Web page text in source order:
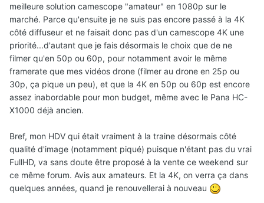
meilleure solution camescope "amateur" en 1080p sur le
marché. Parce qu'ensuite je ne suis pas encore passé à la 4K
côté diffuseur et ne faisait donc pas d'un camescope 4K une
priorité...d'autant que je fais désormais le choix que de ne
filmer qu'en 50p ou 60p, pour notamment avoir le même
framerate que mes vidéos drone (filmer au drone en 25p ou
30p, ça pique un peu), et que la 4K en 50p ou 60p est encore
assez inabordable pour mon budget, même avec le Pana HC-
X1000 déjà ancien.
Bref, mon HDV qui était vraiment à la traine désormais côté
qualité d'image (notamment piqué) puisque n'étant pas du vrai
FullHD, va sans doute être proposé à la vente ce weekend sur
ce même forum. Avis aux amateurs. Et la 4K, on verra ça dans
quelques années, quand je renouvellerai à nouveau